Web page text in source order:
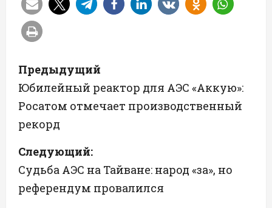
Н
а
в
г
а
Предыдущий
Юбилейный реактор для АЭС «Аккую»:
Росатом отмечает производственный
рекорд
Следующий:
Судьба АЭС на Тайване: народ «за», но
референдум провалился